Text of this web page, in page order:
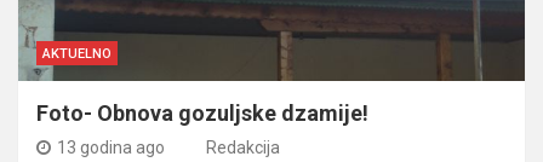
AKTUELNO
Foto- Obnova gozuljske dzamije!
13 godina ago Redakcija